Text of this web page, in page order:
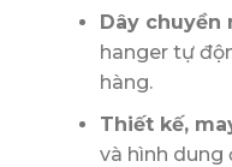
Dây chuyền
hanger tự
hàng.
Thiết kế,
và hình dung